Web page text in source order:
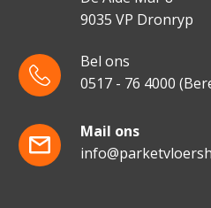
9035 VP Dronryp
Bel ons
0517 - 76 4000
Mail ons